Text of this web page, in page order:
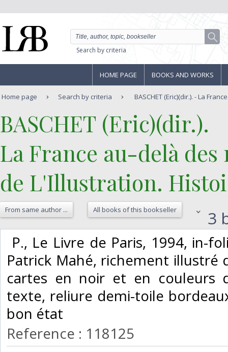
Search by criteria
HOME PAGE BOOKS AND WORKS
Home page Search by criteria BASCHET (Eric)(dir.). - La
‎BASCHET (Eric)(dir.).‎
‎La France au-delà
de L'Illustration.
From same author ... All books of this bookseller 3
P., Le Livre de Paris, 1994, in-
Patrick Mahé, richement illustré
cartes en noir et en couleurs
texte, reliure demi-toile
bon état‎
Reference : 118125